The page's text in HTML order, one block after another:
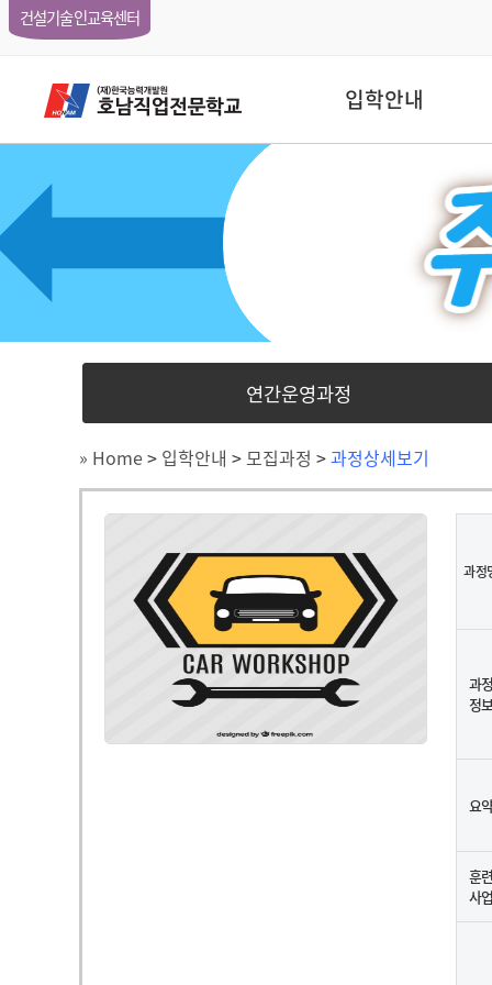
건설기술인교육센터
입학안내
연간운영과정
» Home> 입학안내 > 모집과정 >과정상세보기
과정
과정
정보
요
훈련
사업